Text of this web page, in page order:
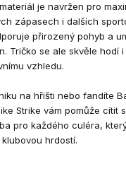
je navržen pro
zápasech i dalších
přirozený pohyb a
Tričko se ale skvěle hodí
vzhledu.
na hřišti nebo fandíte
Strike vám pomůže cítit
pro každého culéra,
hrdostí.